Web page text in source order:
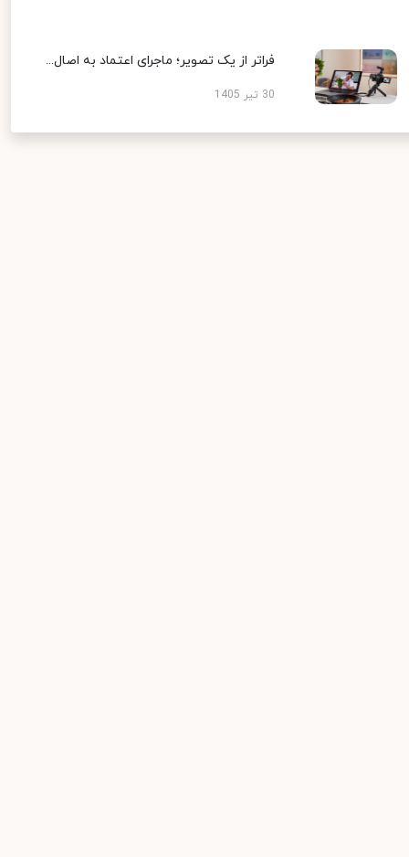
فراتر از یک تصویر؛ ماجرای اعتماد به اصال...
30 تیر 1405